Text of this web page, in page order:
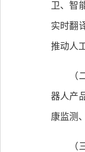
卫、智
实时翻
推动人
（二
器人产
康监测
（三